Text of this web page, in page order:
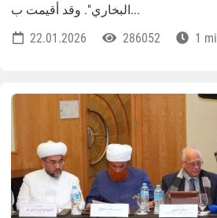
البخاري". وقد أقيمت ب...
22.01.2026
286052 1